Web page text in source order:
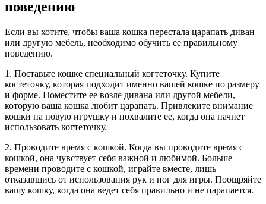
поведению
Если вы хотите, чтобы ваша кошка перестала царапать диван
или другую мебель, необходимо обучить ее правильному
поведению.
1. Поставьте кошке специальный когтеточку. Купите
когтеточку, которая подходит именно вашей кошке по размеру
и форме. Поместите ее возле дивана или другой мебели,
которую ваша кошка любит царапать. Привлеките внимание
кошки на новую игрушку и похвалите ее, когда она начнет
использовать когтеточку.
2. Проводите время с кошкой. Когда вы проводите время с
кошкой, она чувствует себя важной и любимой. Больше
времени проводите с кошкой, играйте вместе, лишь
отказавшись от использования рук и ног для игры. Поощряйте
вашу кошку, когда она ведет себя правильно и не царапается.